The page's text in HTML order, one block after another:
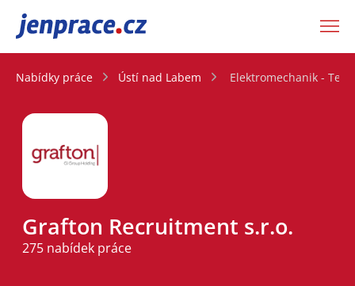
JenPráce.cz
Nabídky práce Ústí nad Labem Elektromechanik -
Grafton Recruitment s.r.o.
275 nabídek práce